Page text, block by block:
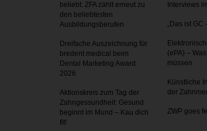
beliebt: ZFA zählt erneut zu
den beliebtesten
Ausbildungsberufen
Dreifache Auszeichnung für
bredent medical beim
Dental Marketing Award
2026
Aktionskreis zum Tag der
Zahnges­sundheit: Gesund
beginnt im Mund – Kau dich
fit!
Interviews
„Das ist GC
(ePA) –
müssen
Künstliche
der
ZWP goes